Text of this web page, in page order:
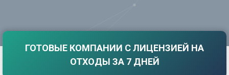
И
Иваново
Ижевск
Ставрополь
Т
ГОТОВЫЕ КОМПАНИИ С ЛИЦЕНЗИЕЙ НА
ОТХОДЫ ЗА 7 ДНЕЙ